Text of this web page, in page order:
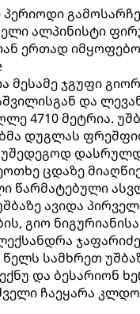
ალპინისტი
ერთად
მესამე ჯგუფი
და
4710 მეტრია.
დუგლას
ცდაზე
წარმატებული
ავიდა
გიო
წელს სამხრეთ
და ბესარიონ
ჩაეყარა